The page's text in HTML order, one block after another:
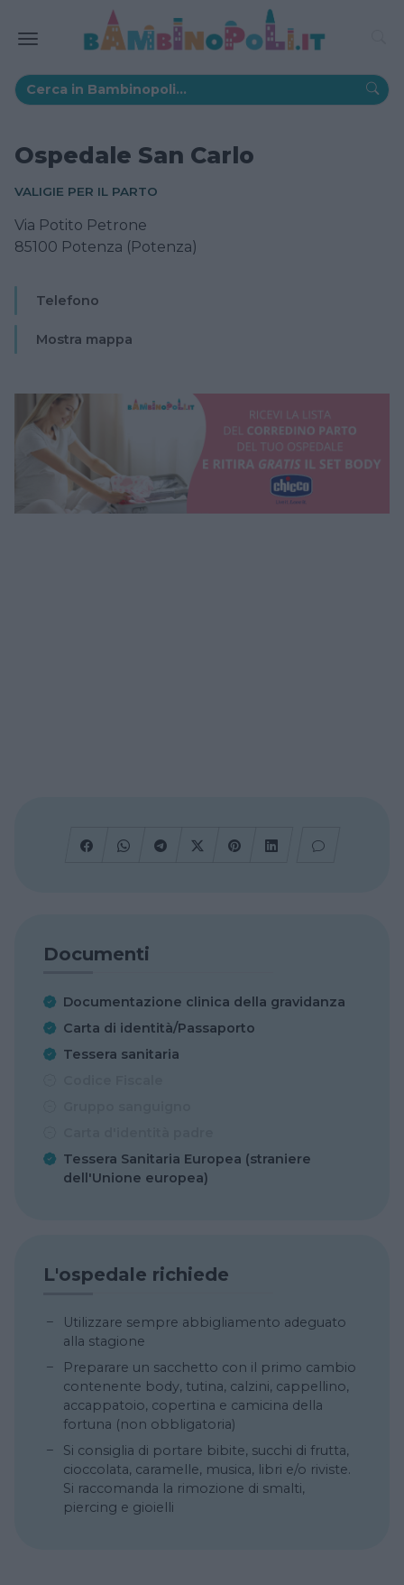
Ospedale San Carlo
VALIGIE PER IL PARTO
Via Potito Petrone
85100 Potenza (Potenza)
Telefono
Mostra mappa
Documenti
Documentazione clinica della gravidanza
Carta di identità/Passaporto
Tessera sanitaria
Tessera Sanitaria Europea (straniere
dell'Unione europea)
L'ospedale richiede
Utilizzare sempre abbigliamento adeguato
alla stagione
Preparare un sacchetto con il primo cambio
contenente body, tutina, calzini, cappellino,
accappatoio, copertina e camicina della
fortuna (non obbligatoria)
Si consiglia di portare bibite, succhi di frutta,
cioccolata, caramelle, musica, libri e/o riviste.
Si raccomanda la rimozione di smalti,
piercing e gioielli